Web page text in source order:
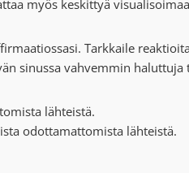
myös keskittyä
Tarkkaile
sinussa vahvemmin haluttuja
lähteistä.
odottamattomista lähteistä.